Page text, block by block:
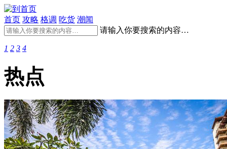
首页 攻略 格调 吃货 潮闻
请输入你要搜索的内容…
1 2 3 4
热点